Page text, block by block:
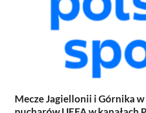
Mecze Jagiellonii i Górnika